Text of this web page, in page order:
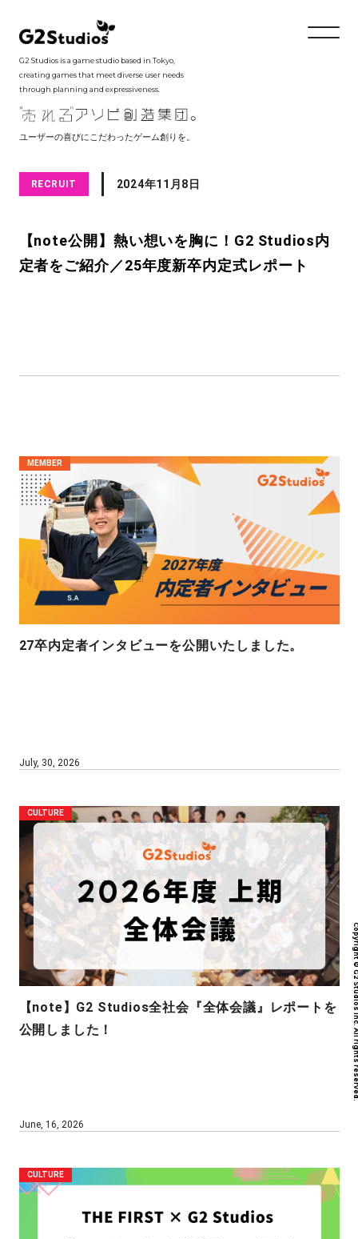
Copyright © G2
G2 Studios is a game studio based in Tokyo,
creating games that meet diverse user needs
through planning and expressiveness.
ユーザーの喜びにこだわったゲーム創りを。
RECRUIT 2024年11月8日
【note公開】熱い想いを胸に！G2 Studios内
定者をご紹介／25年度新卒内定式レポート
MEMBER
27卒内定者インタビューを公開いたしました。
July, 30, 2026
CULTURE
【note】G2 Studios全社会『全体会議』レポートを
公開しました！
June, 16, 2026
CULTURE